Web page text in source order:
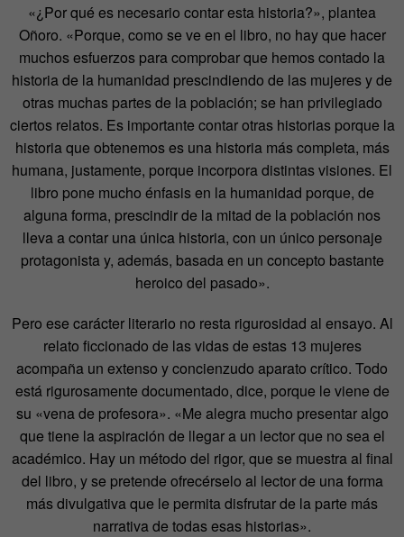
«¿Por qué es necesario contar esta historia?», plantea
Oñoro. «Porque, como se ve en el libro, no hay que hacer
muchos esfuerzos para comprobar que hemos contado la
historia de la humanidad prescindiendo de las mujeres y de
otras muchas partes de la población; se han privilegiado
ciertos relatos. Es importante contar otras historias porque la
historia que obtenemos es una historia más completa, más
humana, justamente, porque incorpora distintas visiones. El
libro pone mucho énfasis en la humanidad porque, de
alguna forma, prescindir de la mitad de la población nos
lleva a contar una única historia, con un único personaje
protagonista y, además, basada en un concepto bastante
heroico del pasado».
Pero ese carácter literario no resta rigurosidad al ensayo. Al
relato ficcionado de las vidas de estas 13 mujeres
acompaña un extenso y concienzudo aparato crítico. Todo
está rigurosamente documentado, dice, porque le viene de
su «vena de profesora». «Me alegra mucho presentar algo
que tiene la aspiración de llegar a un lector que no sea el
académico. Hay un método del rigor, que se muestra al final
del libro, y se pretende ofrecérselo al lector de una forma
más divulgativa que le permita disfrutar de la parte más
narrativa de todas esas historias».